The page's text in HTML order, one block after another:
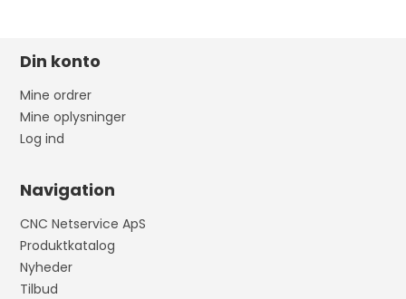
Din konto
Mine ordrer
Mine oplysninger
Log ind
Navigation
CNC Netservice ApS
Produktkatalog
Nyheder
Tilbud